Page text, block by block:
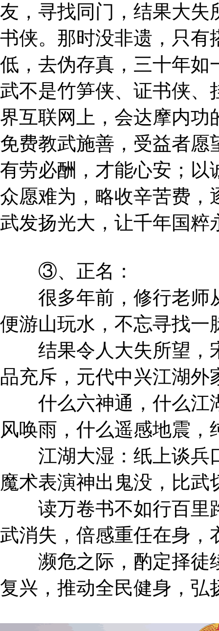
友，寻找同门，结果大失
书侠。那时没非遗，只有
低，去伪存真，三十年如
武不是竹笋侠、证书侠、
界互联网上，会达摩内功
免费教武施善，受益者愿
有劳必酬，才能心安；以
众愿难为，略收辛苦费，
武发扬光大，让千年国粹
③、正名：
很多年前，修行老师
便游山玩水，不忘寻找一
结果令人大失所望，
品充斥，元代中兴江湖外
什么六神通，什么江
风唤雨，什么遥感地震，
江湖大湿：纸上谈兵
魔术表演神出鬼没，比武
读万卷书不如行百里
武消失，倍感重任在身，
濒危之际，酌定择徒
复兴，推动全民健身，弘